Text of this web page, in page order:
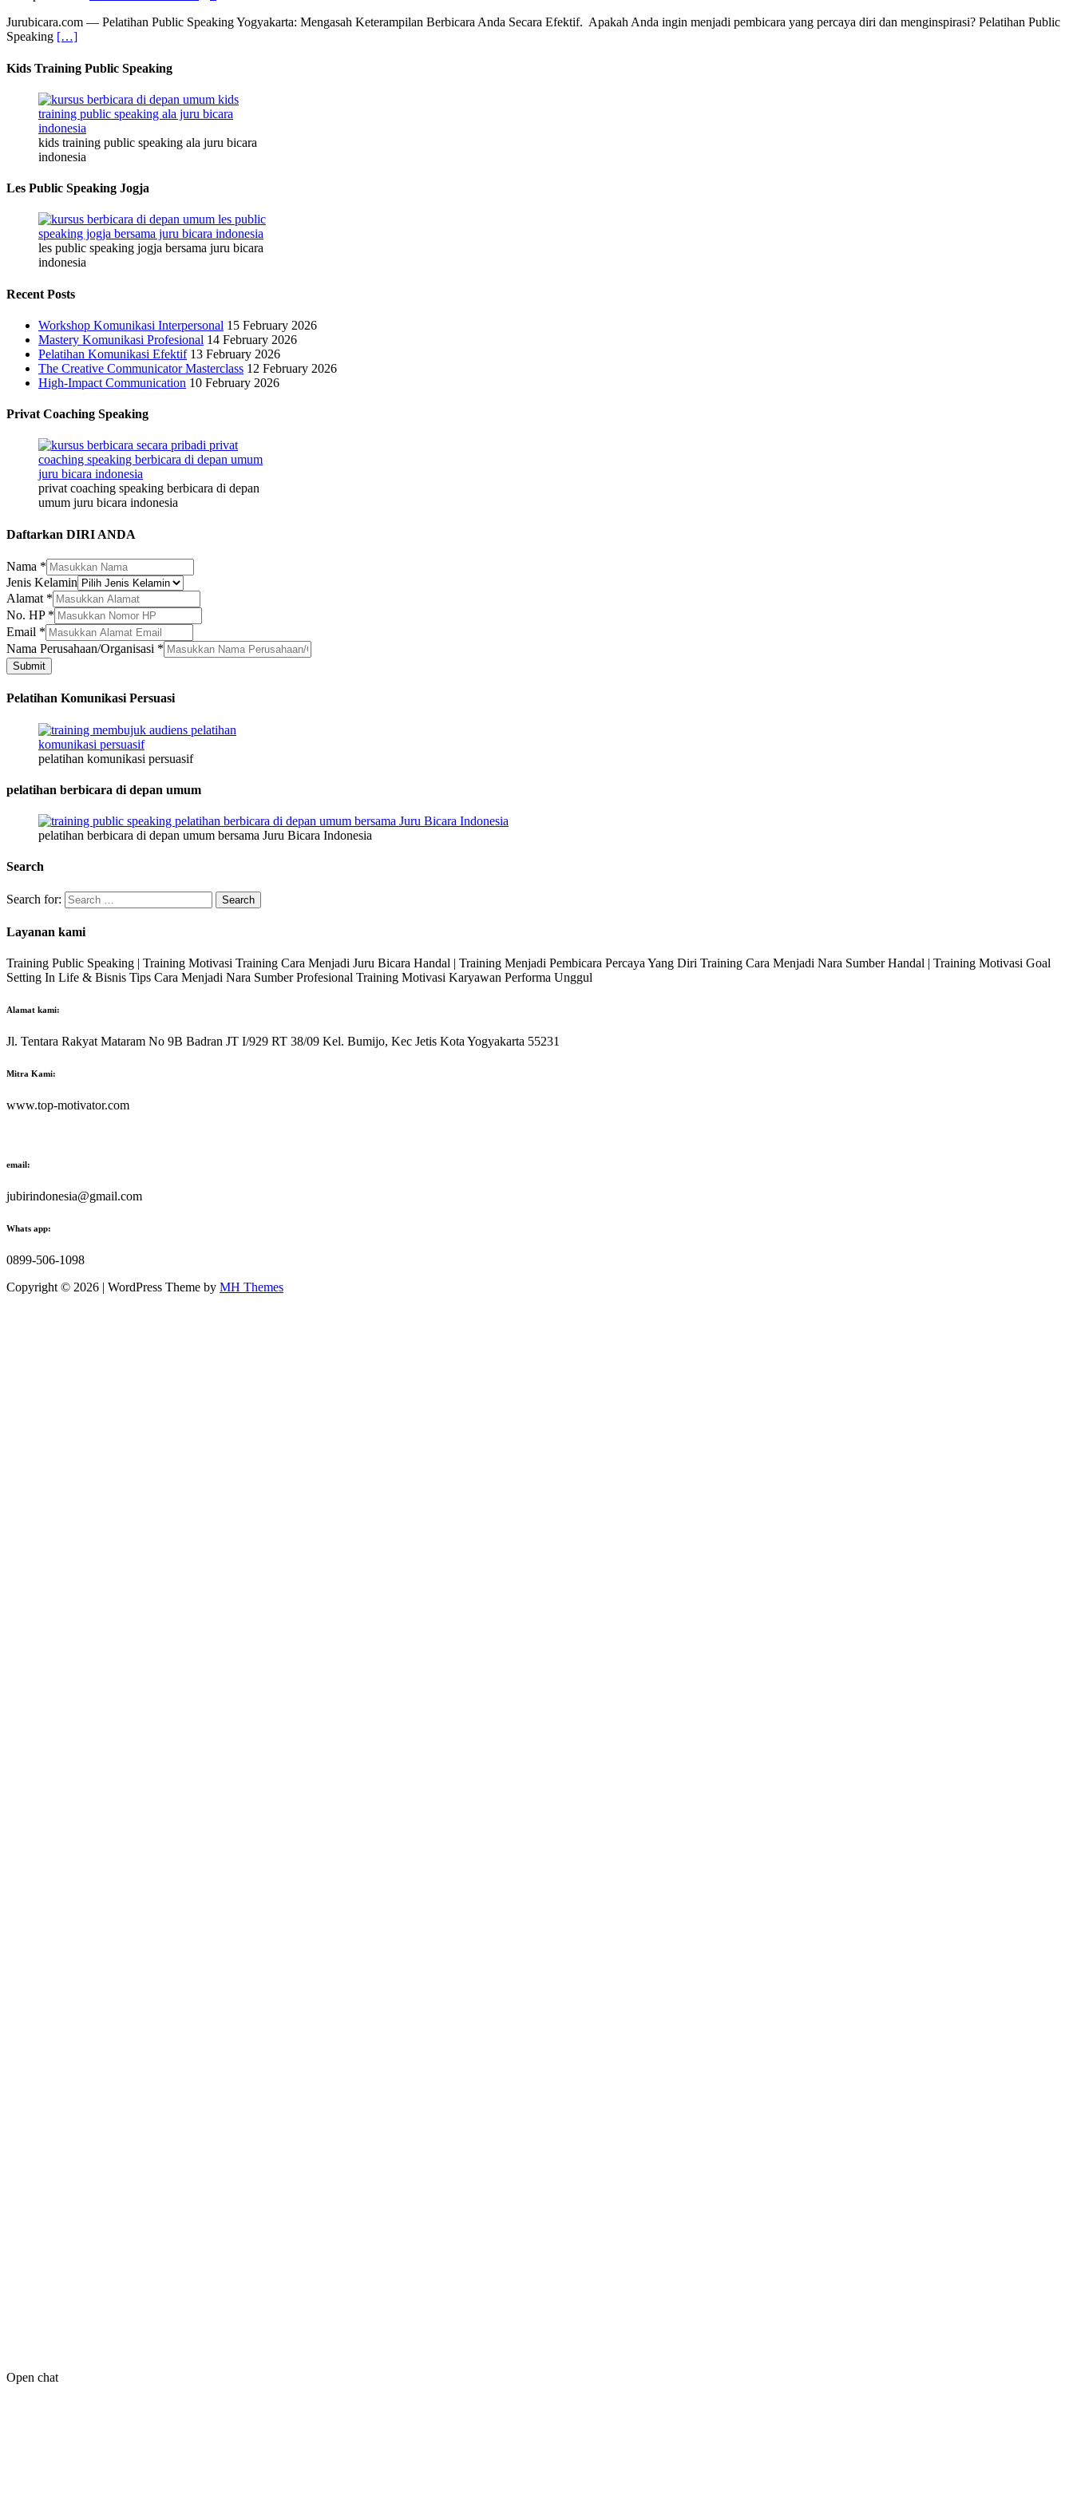
Jurubicara.com — Pelatihan Public Speaking Yogyakarta: Mengasah Keterampilan Berbicara Anda Secara Efektif. Apakah Anda ingin menjadi pembicara yang percaya diri dan menginspirasi? Pelatihan Public
Speaking […]
Kids Training Public Speaking
kids training public speaking ala juru bicara
indonesia
Les Public Speaking Jogja
les public speaking jogja bersama juru bicara
indonesia
Recent Posts
Workshop Komunikasi Interpersonal 15 February 2026
Mastery Komunikasi Profesional 14 February 2026
Pelatihan Komunikasi Efektif 13 February 2026
The Creative Communicator Masterclass 12 February 2026
High-Impact Communication 10 February 2026
Privat Coaching Speaking
privat coaching speaking berbicara di depan
umum juru bicara indonesia
Daftarkan DIRI ANDA
Nama *
Jenis Kelamin
Alamat *
No. HP *
Email *
Kelamin
Nama
No.
Nama Perusahaan/Organisasi *
Submit
Pelatihan Komunikasi Persuasi
pelatihan komunikasi persuasif
pelatihan berbicara di depan umum
pelatihan berbicara di depan umum bersama Juru Bicara Indonesia
Search
Search for:
Layanan kami
Training Public Speaking | Training Motivasi Training Cara Menjadi Juru Bicara Handal | Training Menjadi Pembicara Percaya Yang Diri Training Cara Menjadi Nara Sumber Handal | Training Motivasi Goal
Setting In Life & Bisnis Tips Cara Menjadi Nara Sumber Profesional Training Motivasi Karyawan Performa Unggul
Alamat kami:
Jl. Tentara Rakyat Mataram No 9B Badran JT I/929 RT 38/09 Kel. Bumijo, Kec Jetis Kota Yogyakarta 55231
Mitra Kami:
www.top-motivator.com
email:
jubirindonesia@gmail.com
Whats app:
0899-506-1098
Copyright © 2026 | WordPress Theme by MH Themes
Open chat